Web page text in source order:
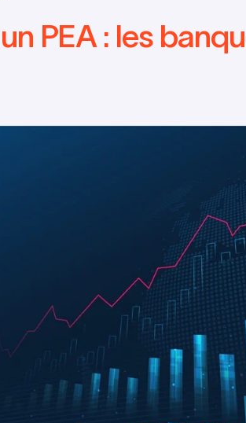
PEA : les